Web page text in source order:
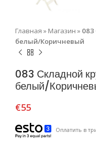
Главная » Магазин » 083
белый/Коричневый
083 Складной
белый/
€55
Оплатить в